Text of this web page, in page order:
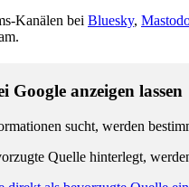
Kanälen bei Bluesky,
Google anzeigen lassen
sucht, werden
Quelle hinterlegt,